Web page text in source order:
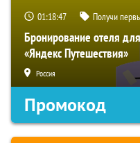
01:18:46 Получи
Бронирование отеля
«Яндекс Путешествия»
Россия
Промокод